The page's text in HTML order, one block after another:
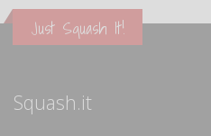
Just Squash It!
Squash.it